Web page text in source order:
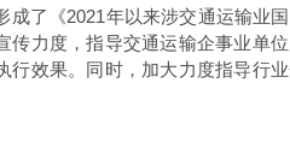
了《2021年以来涉交通运输业
传力度，指导交通运输企事业单
行效果。同时，加大力度指导行